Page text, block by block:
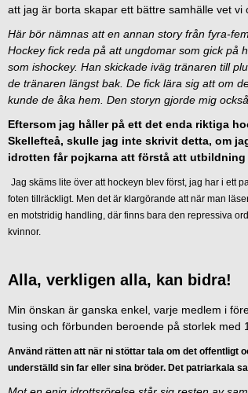
att jag är borta skapar ett bättre samhälle vet vi
Här bör nämnas att en annan story från fyra-
Hockey fick reda på att ungdomar som gick på
som ishockey. Han skickade iväg tränaren till
de tränaren längst bak. De fick lära sig att om
kunde de åka hem. Den storyn gjorde mig
Eftersom jag håller på ett det enda riktiga
Skellefteå, skulle jag inte skrivit detta, om
idrotten får pojkarna att förstå att
Jag skäms lite över att hockeyn blev först, jag har i ett
foten tillräckligt. Men det är klargörande att när man
en motstridig handling, där finns bara den repressiva
kvinnor.
Alla, verkligen alla, kan bidra!
Min önskan är ganska enkel, varje medlem i
tusing och förbunden beroende på storlek med
Använd rätten att när ni stöttar tala om det offentligt
underställd sin far eller sina bröder. Det patriarkala